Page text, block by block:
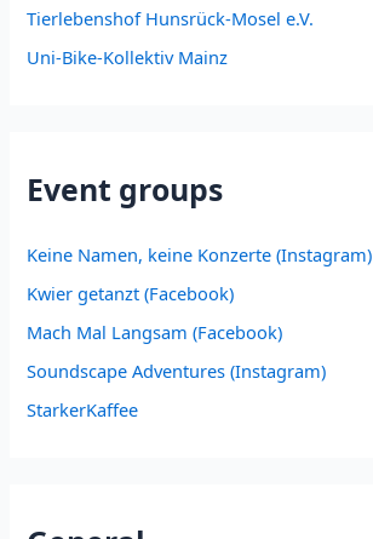
Tierlebenshof Hunsrück-Mosel e.V.
Uni-Bike-Kollektiv Mainz
Event groups
Keine Namen, keine Konzerte (Instagram)
Kwier getanzt (Facebook)
Mach Mal Langsam (Facebook)
Soundscape Adventures (Instagram)
StarkerKaffee